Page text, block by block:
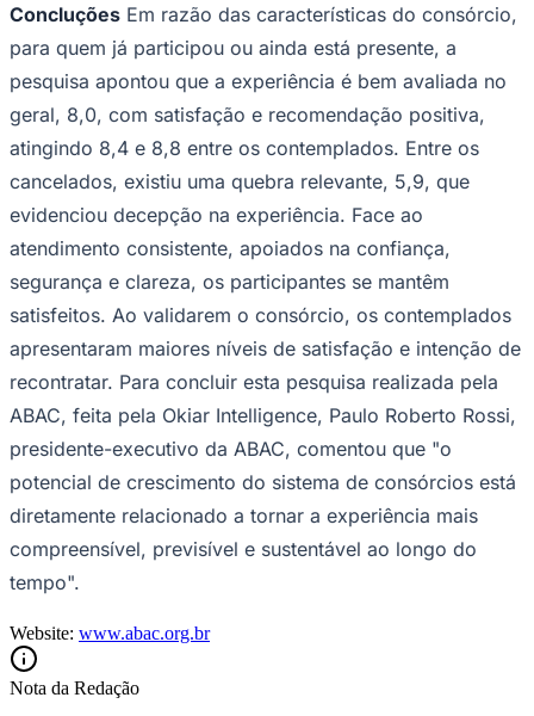
Vasco
Concluções Em razão das características do consórcio,
para quem já participou ou ainda está presente, a
pesquisa apontou que a experiência é bem avaliada no
geral, 8,0, com satisfação e recomendação positiva,
atingindo 8,4 e 8,8 entre os contemplados. Entre os
cancelados, existiu uma quebra relevante, 5,9, que
evidenciou decepção na experiência. Face ao
atendimento consistente, apoiados na confiança,
segurança e clareza, os participantes se mantêm
satisfeitos. Ao validarem o consórcio, os contemplados
apresentaram maiores níveis de satisfação e intenção de
recontratar. Para concluir esta pesquisa realizada pela
ABAC, feita pela Okiar Intelligence, Paulo Roberto Rossi,
presidente-executivo da ABAC, comentou que "o
potencial de crescimento do sistema de consórcios está
diretamente relacionado a tornar a experiência mais
compreensível, previsível e sustentável ao longo do
tempo".
Website: www.abac.org.br
Nota da Redação